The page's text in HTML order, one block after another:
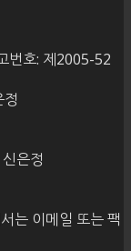
번호: 제2005-52
은정
는 이메일 또는 팩